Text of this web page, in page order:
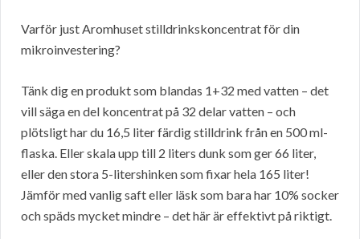
Varför just Aromhuset stilldrinkskoncentrat för din
mikroinvestering?
Tänk dig en produkt som blandas 1+32 med vatten – det
vill säga en del koncentrat på 32 delar vatten – och
plötsligt har du 16,5 liter färdig stilldrink från en 500 ml-
flaska. Eller skala upp till 2 liters dunk som ger 66 liter,
eller den stora 5-litershinken som fixar hela 165 liter!
Jämför med vanlig saft eller läsk som bara har 10% socker
och späds mycket mindre – det här är effektivt på riktigt.